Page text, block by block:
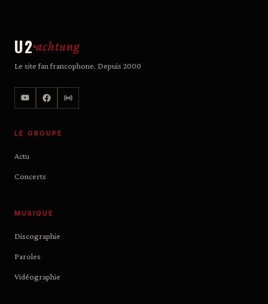
U2 achtung
Le site fan francophone. Depuis 2000
LE GROUPE
Actu
Concerts
MUSIQUE
Discographie
Paroles
Vidéographie